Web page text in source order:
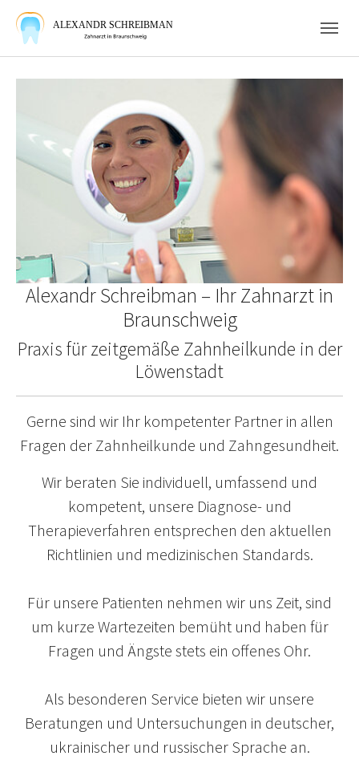
Skip to main navigation
Skip to main content
Skip to page footer
Alexandr Schreibman – Ihr Zahnarzt in
Braunschweig
Praxis für zeitgemäße Zahnheilkunde in der
Löwenstadt
Gerne sind wir Ihr kompetenter Partner in allen
Fragen der Zahnheilkunde und Zahngesundheit.
Wir beraten Sie individuell, umfassend und
kompetent, unsere Diagnose- und
Therapieverfahren entsprechen den aktuellen
Richtlinien und medizinischen Standards.
Für unsere Patienten nehmen wir uns Zeit, sind
um kurze Wartezeiten bemüht und haben für
Fragen und Ängste stets ein offenes Ohr.
Als besonderen Service bieten wir unsere
Beratungen und Untersuchungen in deutscher,
ukrainischer und russischer Sprache an.